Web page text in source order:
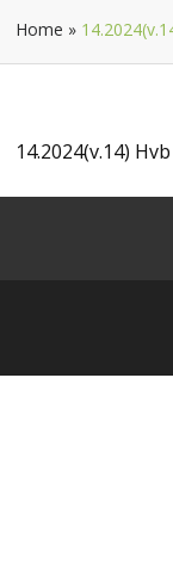
Home »
14.2024(v.14)